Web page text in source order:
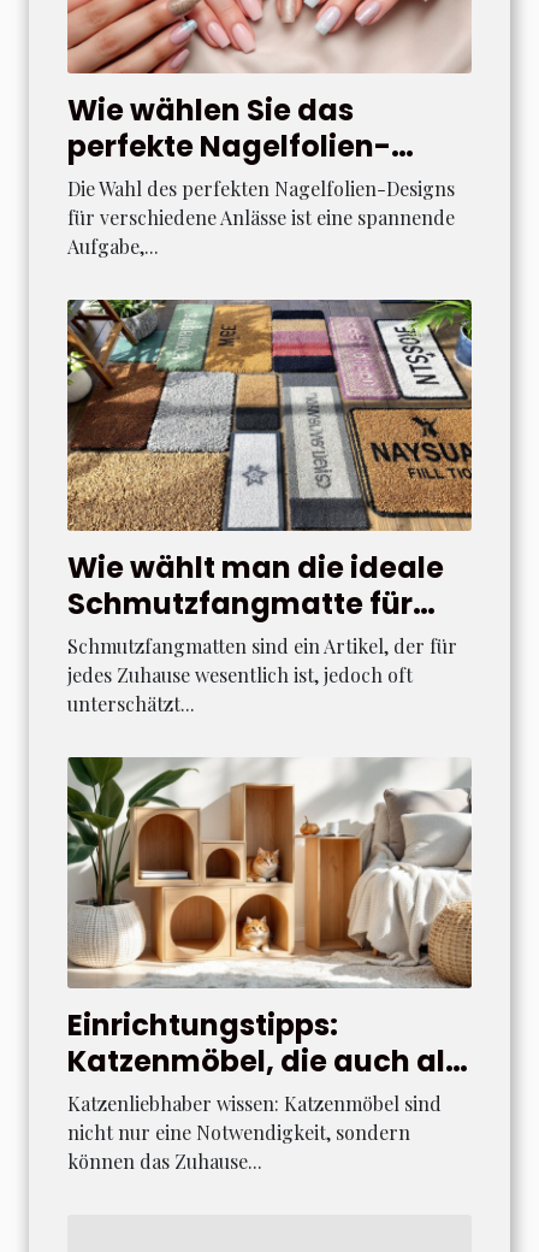
Wie wählen Sie das
perfekte Nagelfolien-
Design für jeden Anlass?
Die Wahl des perfekten Nagelfolien-Designs
für verschiedene Anlässe ist eine spannende
Aufgabe,...
Wie wählt man die ideale
Schmutzfangmatte für
verschiedene Wohnstile?
Schmutzfangmatten sind ein Artikel, der für
jedes Zuhause wesentlich ist, jedoch oft
unterschätzt...
Einrichtungstipps:
Katzenmöbel, die auch als
Deko dienen
Katzenliebhaber wissen: Katzenmöbel sind
nicht nur eine Notwendigkeit, sondern
können das Zuhause...